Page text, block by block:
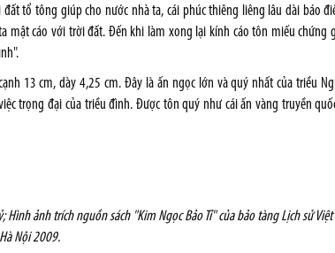
tổ tông giúp cho nước nhà ta, cái phúc thiêng liêng lâu dài báo
mật cáo với trời đất. Đến khi làm xong lại kính cáo tôn miếu chứng
13 cm, dày 4,25 cm. Đây là ấn ngọc lớn và quý nhất của triều
trọng đại của triều đình. Được tôn quý như cái ấn vàng truyền
ảnh trích nguồn sách "Kim Ngọc Bảo Tỉ" của bảo tàng Lịch sử
Nội 2009.